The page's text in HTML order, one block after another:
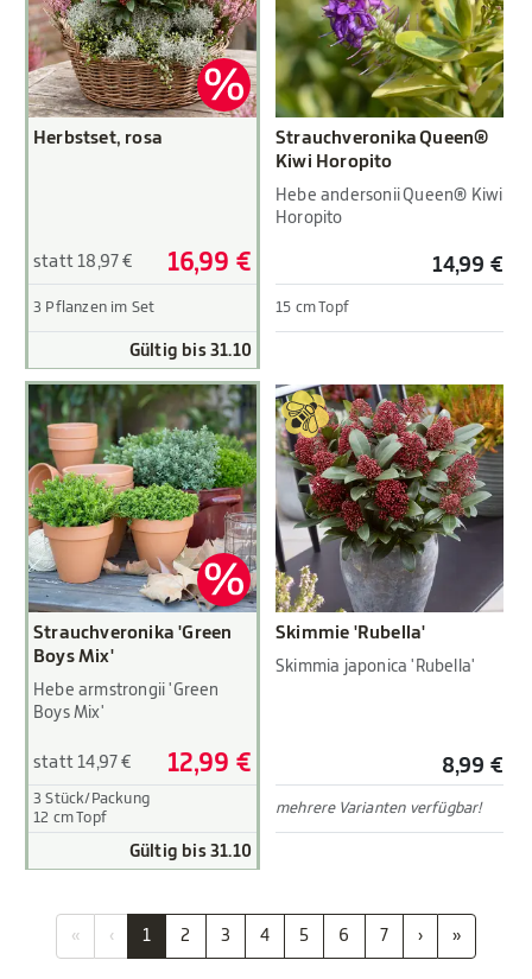
Herbstset, rosa
statt 18,97 € 16,99 €
3 Pflanzen im Set
Gültig bis 31.10
Strauchveronika Queen®
Kiwi Horopito
Hebe andersonii Queen® Kiwi
Horopito
14,99 €
15 cm Topf
Strauchveronika 'Green
Boys Mix'
Hebe armstrongii 'Green
Boys Mix'
statt 14,97 € 12,99 €
3 Stück/Packung
12 cm Topf
Gültig bis 31.10
Skimmie 'Rubella'
Skimmia japonica 'Rubella'
8,99 €
mehrere Varianten verfügbar!
« ‹ 1 2 3 4 5 6 7 › »